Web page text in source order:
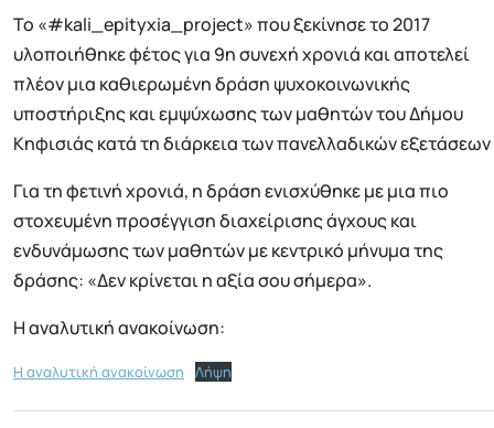
Το «#kali_epityxia_project» που ξεκίνησε το 2017
υλοποιήθηκε φέτος για 9η συνεχή χρονιά και αποτελεί
πλέον μια καθιερωμένη δράση ψυχοκοινωνικής
υποστήριξης και εμψύχωσης των μαθητών του Δήμου
Κηφισιάς κατά τη διάρκεια των πανελλαδικών εξετάσεων
Για τη φετινή χρονιά, η δράση ενισχύθηκε με μια πιο
στοχευμένη προσέγγιση διαχείρισης άγχους και
ενδυνάμωσης των μαθητών με κεντρικό μήνυμα της
δράσης: «Δεν κρίνεται η αξία σου σήμερα».
Η αναλυτική ανακοίνωση:
Η αναλυτική ανακοίνωση Λήψη